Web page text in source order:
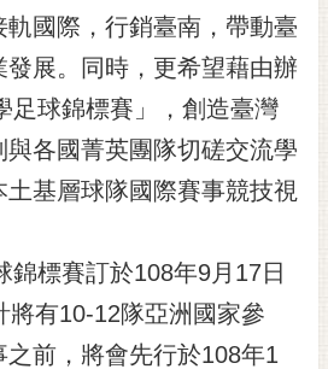
國際，行銷臺南，帶動臺
展。同時，更希望藉由辦
足球錦標賽」，創造臺灣
各國菁英團隊切磋交流學
基層球隊國際賽事競技視
錦標賽訂於108年9月17日
將有10-12隊亞洲國家參
前，將會先行於108年1